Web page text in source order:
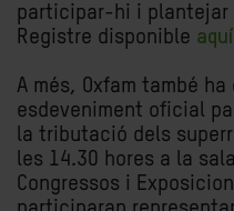
participar-hi i plantejar
Registre disponible aquí
A més, Oxfam també
esdeveniment oficial
la tributació dels
les 14.30 hores a la
Congressos i